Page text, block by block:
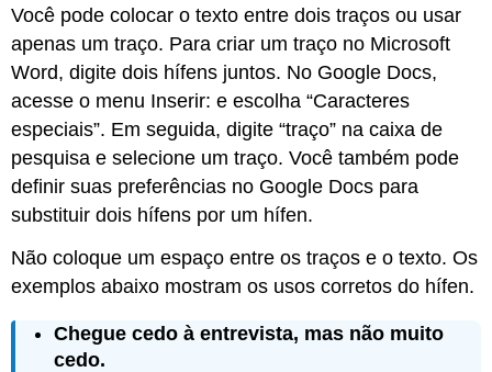
Você pode colocar o texto entre dois traços ou usar
apenas um traço. Para criar um traço no Microsoft
Word, digite dois hífens juntos. No Google Docs,
acesse o menu Inserir: e escolha “Caracteres
especiais”. Em seguida, digite “traço” na caixa de
pesquisa e selecione um traço. Você também pode
definir suas preferências no Google Docs para
substituir dois hífens por um hífen.
Não coloque um espaço entre os traços e o texto. Os
exemplos abaixo mostram os usos corretos do hífen.
Chegue cedo à entrevista, mas não muito
cedo.